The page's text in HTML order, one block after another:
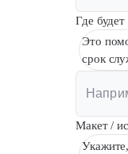
Где будет
Это
срок
Макет /